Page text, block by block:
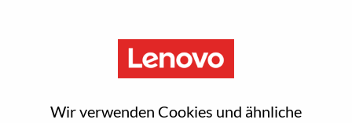
Wir verwenden Cookies und ähnliche
Reset password